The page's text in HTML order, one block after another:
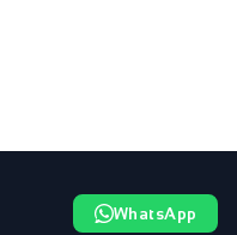
WhatsApp